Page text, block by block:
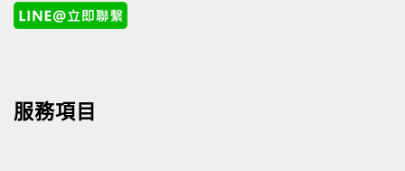
服務項目